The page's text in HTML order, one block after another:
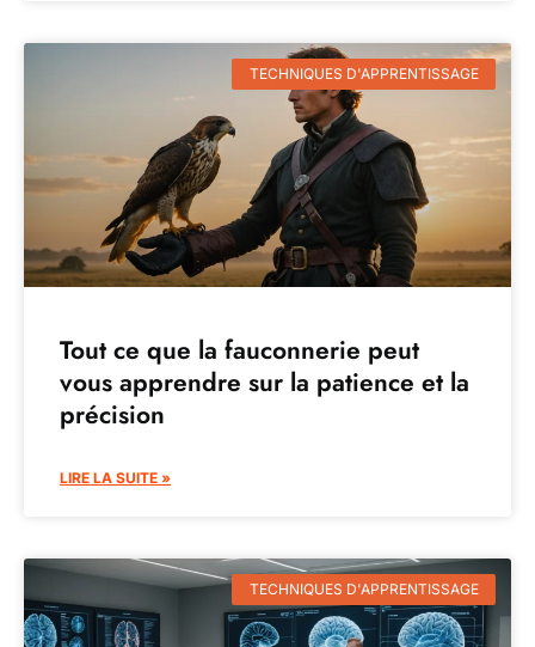
TECHNIQUES D'APPRENTISSAGE
Tout ce que la fauconnerie peut
vous apprendre sur la patience et la
précision
LIRE LA SUITE »
TECHNIQUES D'APPRENTISSAGE